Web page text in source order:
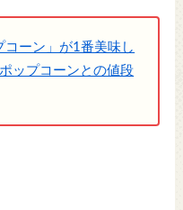
コーン」が1番美味し
ップコーンとの値段